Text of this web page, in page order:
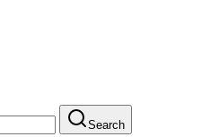
Search